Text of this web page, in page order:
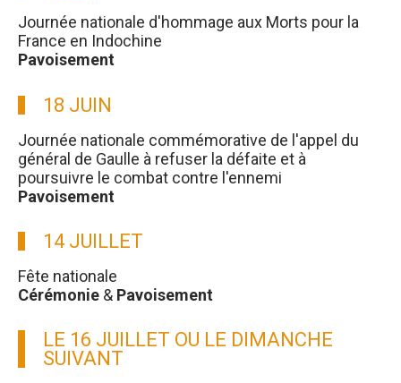
Journée nationale d'hommage aux Morts pour la
France en Indochine
Pavoisement
18 JUIN
Journée nationale commémorative de l'appel du
général de Gaulle à refuser la défaite et à
poursuivre le combat contre l'ennemi
Pavoisement
14 JUILLET
Fête nationale
Cérémonie & Pavoisement
LE 16 JUILLET OU LE DIMANCHE
SUIVANT